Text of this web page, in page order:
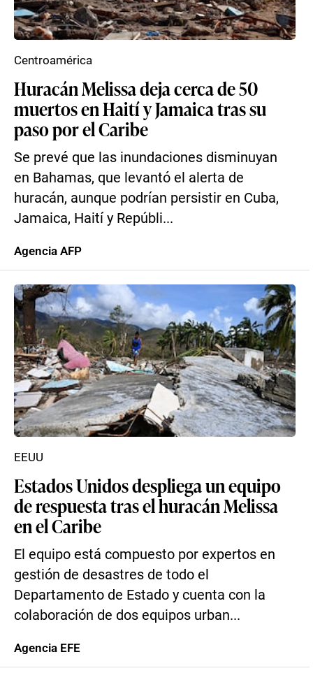
Huracán Melissa deja cerca de 50
muertos en Haití y Jamaica tras su
paso por el Caribe
Se prevé que las inundaciones disminuyan
en Bahamas, que levantó el alerta de
huracán, aunque podrían persistir en Cuba,
Jamaica, Haití y Repúbli...
Centroamérica
Agencia AFP
Estados Unidos despliega un equipo
de respuesta tras el huracán Melissa
en el Caribe
El equipo está compuesto por expertos en
gestión de desastres de todo el
Departamento de Estado y cuenta con la
colaboración de dos equipos urban...
EEUU
Agencia EFE